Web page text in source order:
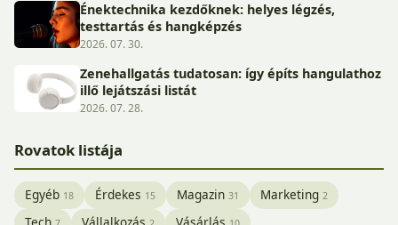
Énektechnika kezdőknek: helyes légzés,
testtartás és hangképzés
2026. 07. 30.
Zenehallgatás tudatosan: így építs hangulathoz
illő lejátszási listát
2026. 07. 28.
Rovatok listája
Egyéb 18 Érdekes 15 Magazin 31 Marketing 2